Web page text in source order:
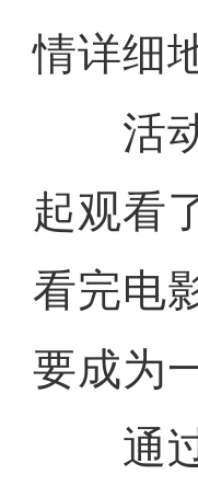
情详细
活动
起观看
看完电
要成为
通过